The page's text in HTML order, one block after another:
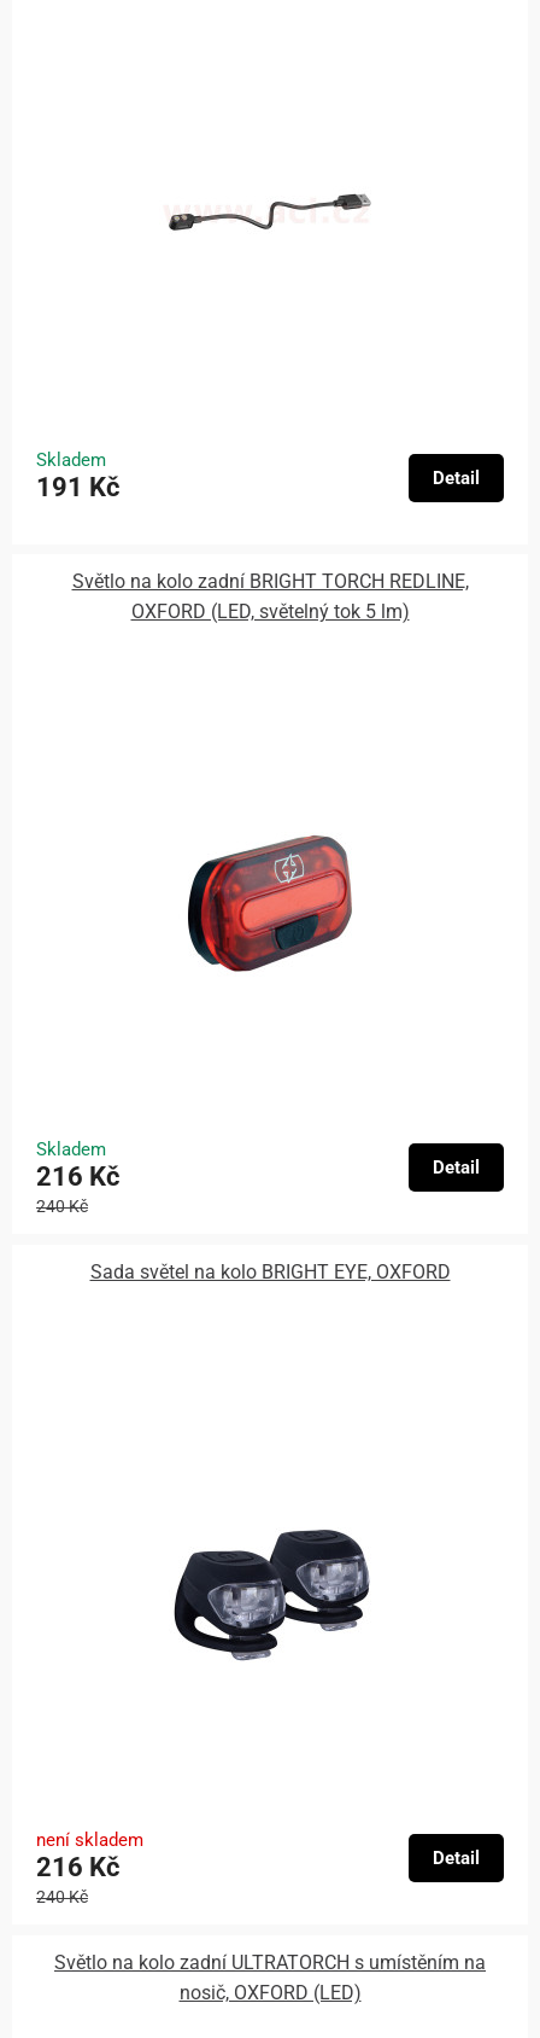
Skladem
191 Kč Detail
Světlo na kolo zadní BRIGHT TORCH REDLINE,
OXFORD (LED, světelný tok 5 lm)
Skladem
216 Kč
240 Kč
Detail
Sada světel na kolo BRIGHT EYE, OXFORD
není skladem
216 Kč
240 Kč
Detail
Světlo na kolo zadní ULTRATORCH s umístěním na
nosič, OXFORD (LED)